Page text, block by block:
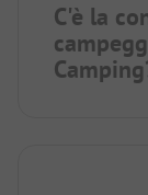
C'è la